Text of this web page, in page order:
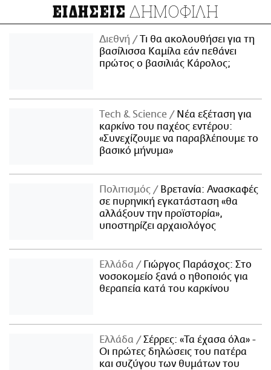
ΕΙΔΗΣΕΙΣ ΔΗΜΟΦΙΛΗ
Διεθνή
Τι θα ακολουθήσει για τη
βασίλισσα Καμίλα εάν πεθάνει
πρώτος ο βασιλιάς Κάρολος;
Τech & Science
Νέα εξέταση για
καρκίνο του παχέος εντέρου:
«Συνεχίζουμε να παραβλέπουμε το
βασικό μήνυμα»
Πολιτισμός
Βρετανία: Ανασκαφές
σε πυρηνική εγκατάσταση «θα
αλλάξουν την προϊστορία»,
υποστηρίζει αρχαιολόγος
Ελλάδα
Γιώργος Παράσχος: Στο
νοσοκομείο ξανά ο ηθοποιός για
θεραπεία κατά του καρκίνου
Ελλάδα
Σέρρες: «Τα έχασα όλα» -
Οι πρώτες δηλώσεις του πατέρα
και συζύγου των θυμάτων του